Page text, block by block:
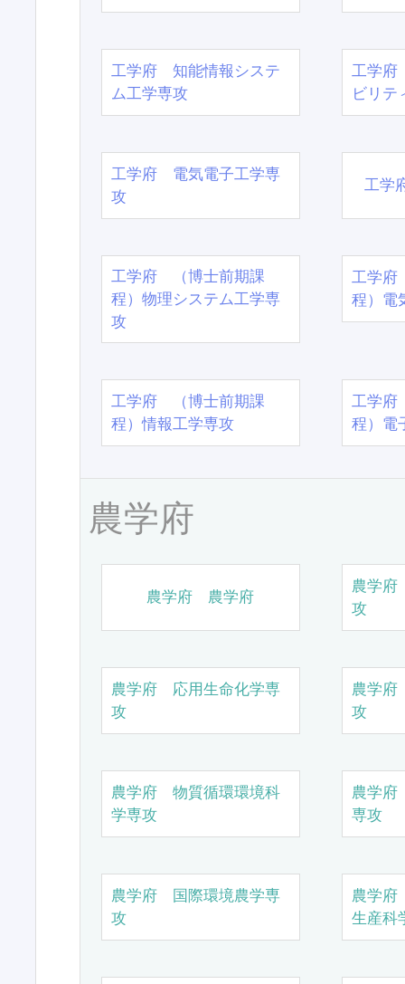
工学府 知能情報システ
ム工学専攻
工学府
ビリテ
工学府 電気電子工学専
攻
工学
工学府 （博士前期課
程）物理システム工学専
攻
工学
程）電
工学府 （博士前期課
程）情報工学専攻
工学
程）電
農学府
農学府 農学府
農学
攻
農学府 応用生命化学専
攻
農学
攻
農学府 物質循環環境科
学専攻
農学
専攻
農学府 国際環境農学専
攻
農学
生産科